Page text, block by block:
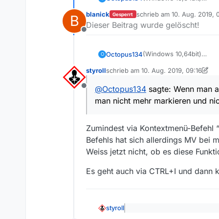
zwischenversionen ja
Kritik: Ich finde eine
Wenn man auf einen
B
Offline
blanick Gesperrt schrieb am 10. Aug. 2019,
zuletzt editiert von blanick
Dieser Beitrag wurde gelöscht!
O Octopus134(Windows 10,64bit)
zwischenversionen ja
Kritik: Ich finde eine
und nichts
(Ich bin deswegen
Offline
styrollschrieb am 10. Aug. 2019, 09:16
zuletzt editiert von styroll 8. Okt. 2019,
@Octopus134 sagte: Wenn man
man nicht mehr markieren und
Zumindest via Kontextmenü-Befehl
Befehls hat sich allerdings MV bei
Weiss jetzt nicht, ob es diese
Es geht auch via CTRL+I und
styroll